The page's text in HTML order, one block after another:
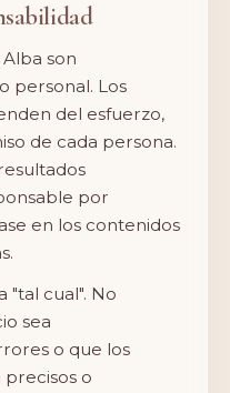
son
personal. Los
del esfuerzo,
de cada persona.
por
en los contenidos
"tal cual". No
sea
o que los
o